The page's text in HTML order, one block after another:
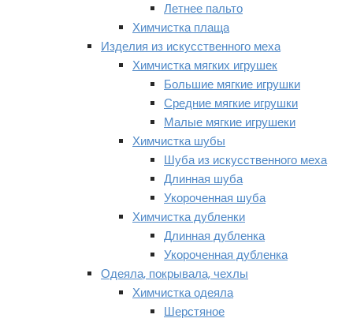
Летнее пальто
Химчистка плаща
Изделия из искусственного меха
Химчистка мягких игрушек
Большие мягкие игрушки
Средние мягкие игрушки
Малые мягкие игрушеки
Химчистка шубы
Шуба из искусственного меха
Длинная шуба
Укороченная шуба
Химчистка дубленки
Длинная дубленка
Укороченная дубленка
Одеяла, покрывала, чехлы
Химчистка одеяла
Шерстяное